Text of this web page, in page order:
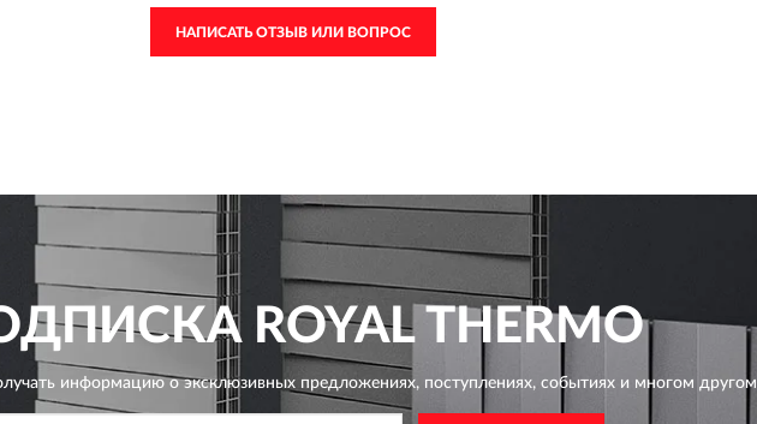
НАПИСАТЬ ОТЗЫВ ИЛИ ВОПРОС
ROYAL THERMO
информацию о эксклюзивных предложениях,поступлениях, событиях и многом другом